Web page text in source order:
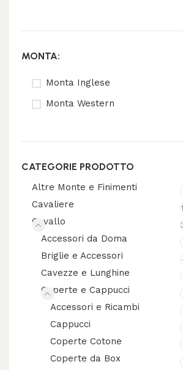
MONTA:
Monta Inglese
Monta Western
CATEGORIE PRODOTTO
Altre Monte e Finimenti
Cavaliere
Cavallo
Accessori da Doma
Briglie e Accessori
Cavezze e Lunghine
Coperte e Cappucci
Accessori e Ricambi
Cappucci
Coperte Cotone
Coperte da Box